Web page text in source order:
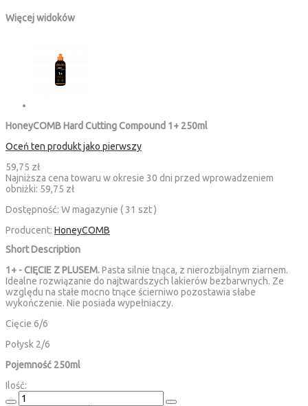
Więcej widoków
HoneyCOMB Hard Cutting Compound 1+ 250ml
Oceń ten produkt jako pierwszy
59,75 zł
Najniższa cena towaru w okresie 30 dni przed wprowadzeniem
obniżki: 59,75 zł
Dostępność: W magazynie ( 31 szt )
Producent: HoneyCOMB
Short Description
1+ - CIĘCIE Z PLUSEM.Pasta silnie tnąca, z nierozbijalnym ziarnem.
Idealne rozwiązanie do najtwardszych lakierów bezbarwnych. Ze
względu na stałe mocno tnące ścierniwo pozostawia słabe
wykończenie. Nie posiada wypełniaczy.
Cięcie 6/6
Połysk 2/6
Pojemność 250ml
Ilość: